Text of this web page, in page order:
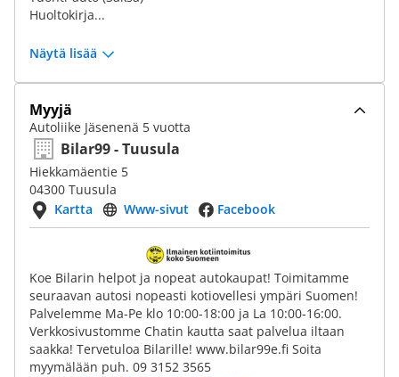
Huoltokirja...
Näytä lisää
Myyjä
Autoliike Jäsenenä 5 vuotta
Bilar99 - Tuusula
Hiekkamäentie 5
04300 Tuusula
Kartta
Www-sivut Facebook
Koe Bilarin helpot ja nopeat autokaupat! Toimitamme
seuraavan autosi nopeasti kotiovellesi ympäri Suomen!
Palvelemme Ma-Pe klo 10:00-18:00 ja La 10:00-16:00.
Verkkosivustomme Chatin kautta saat palvelua iltaan
saakka! Tervetuloa Bilarille! www.bilar99e.fi Soita
myymälään puh. 09 3152 3565